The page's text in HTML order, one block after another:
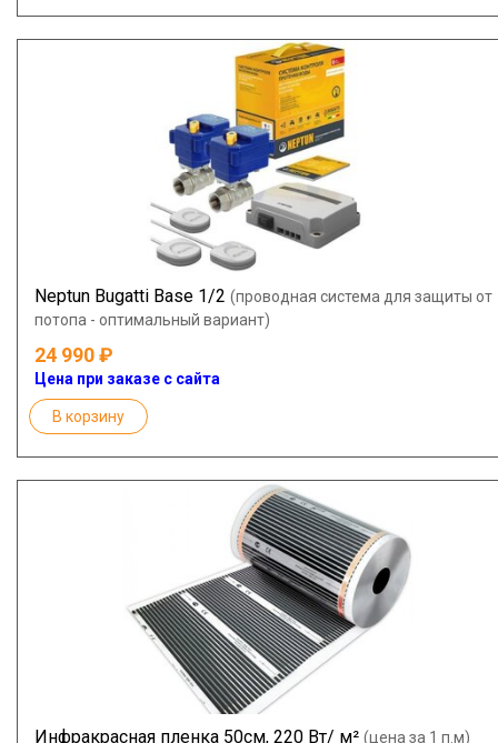
Neptun Bugatti Base 1/2 (проводная система для защиты от
потопа - оптимальный вариант)
24 990
Цена при заказе с сайта
В корзину
Инфракрасная пленка 50см, 220 Вт/ м² (цена за 1 п.м)